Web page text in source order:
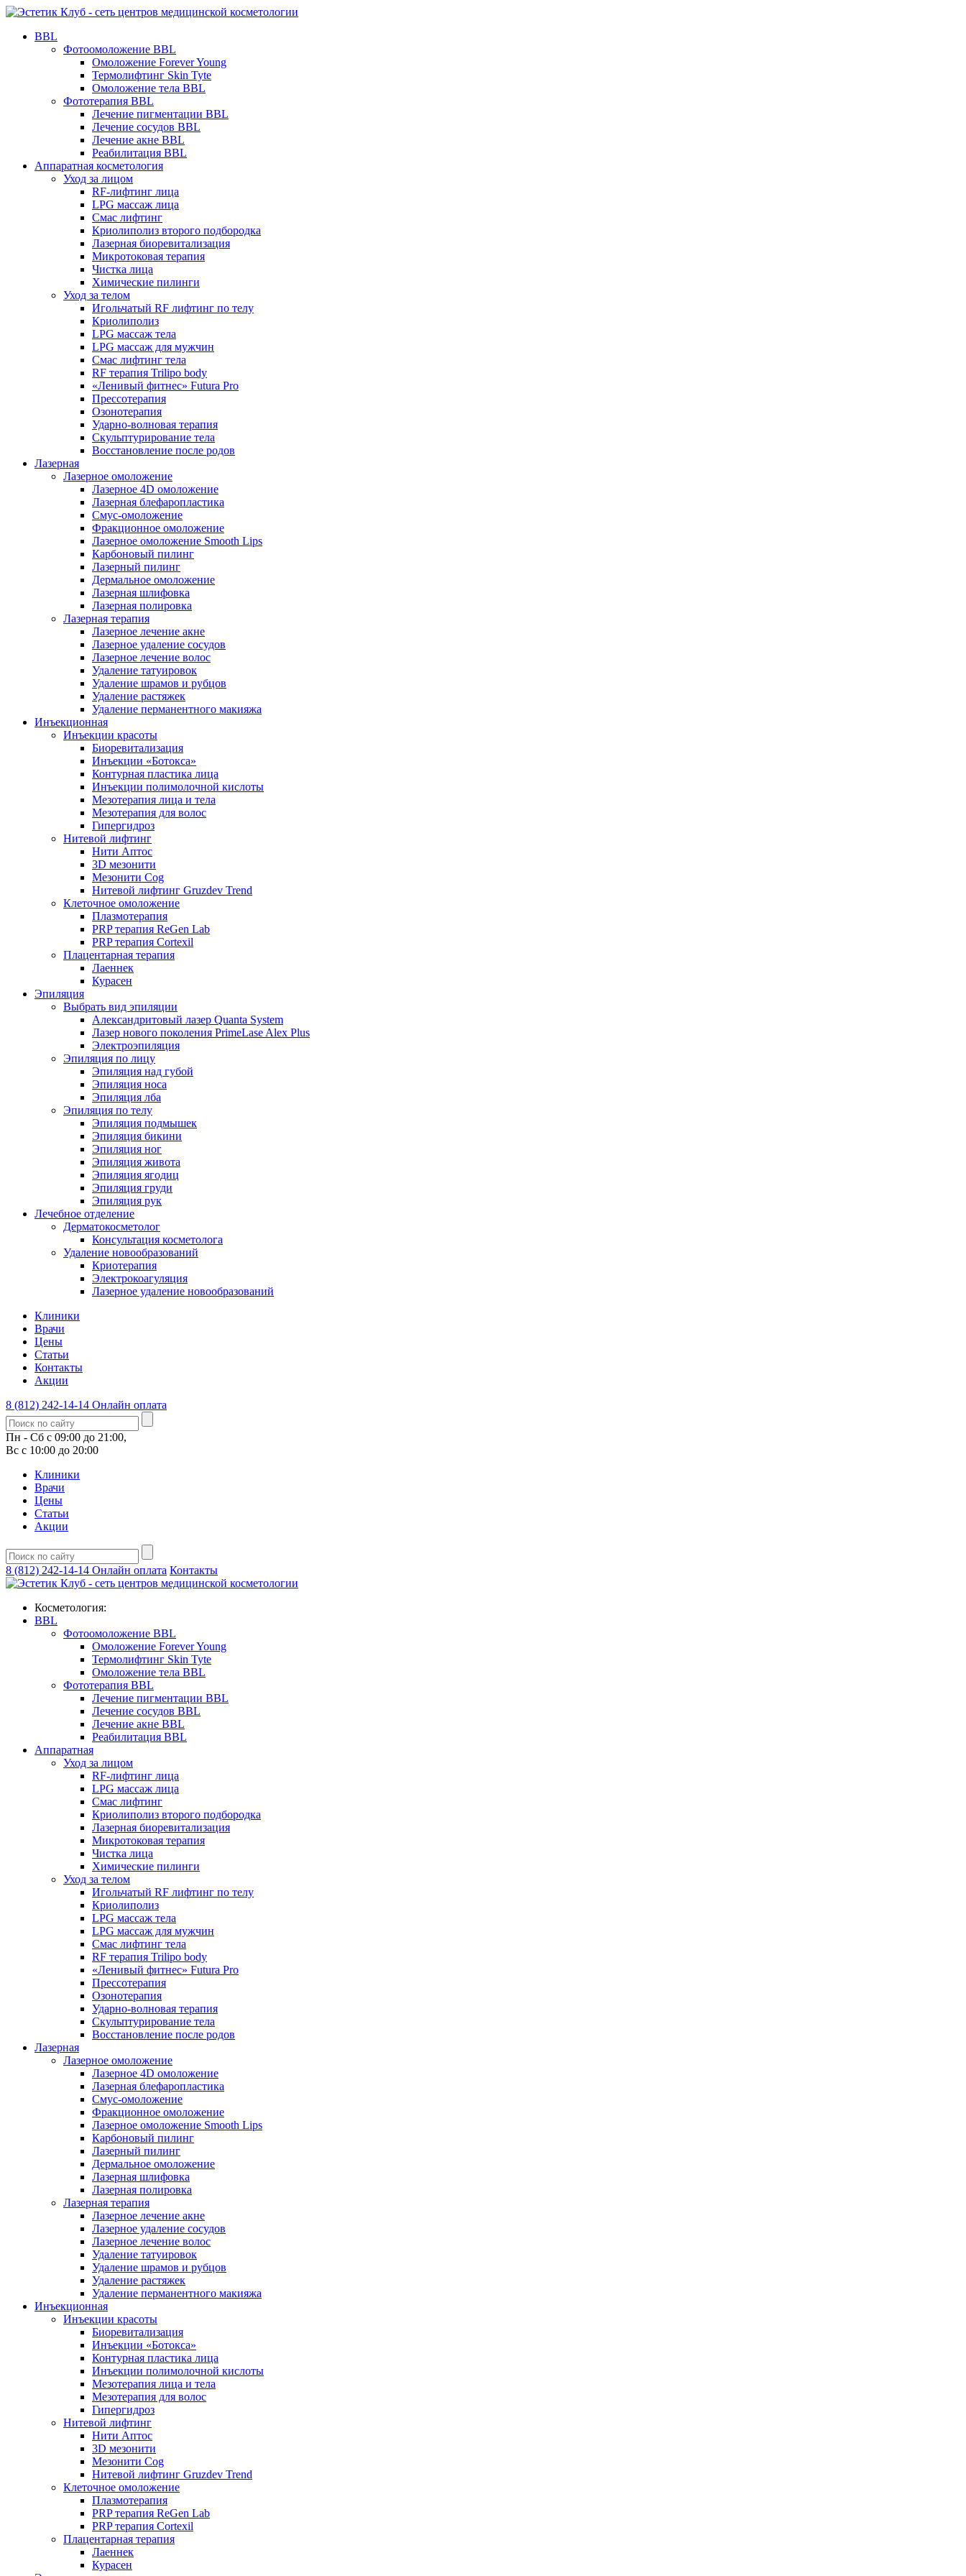
BBL
Фотоомоложение BBL
Омоложение Forever Young
Термолифтинг Skin Tyte
Омоложение тела BBL
Фототерапия BBL
Лечение пигментации BBL
Лечение сосудов BBL
Лечение акне BBL
Реабилитация BBL
Аппаратная косметология
Уход за лицом
RF-лифтинг лица
LPG массаж лица
Смас лифтинг
Криолиполиз второго подбородка
Лазерная биоревитализация
Микротоковая терапия
Чистка лица
Химические пилинги
Уход за телом
Игольчатый RF лифтинг по телу
Криолиполиз
LPG массаж тела
LPG массаж для мужчин
Смас лифтинг тела
RF терапия Trilipo body
«Ленивый фитнес» Futura Pro
Прессотерапия
Озонотерапия
Ударно-волновая терапия
Скульптурирование тела
Восстановление после родов
Лазерная
Лазерное омоложение
Лазерное 4D омоложение
Лазерная блефаропластика
Смус-омоложение
Фракционное омоложение
Лазерное омоложение Smooth Lips
Карбоновый пилинг
Лазерный пилинг
Дермальное омоложение
Лазерная шлифовка
Лазерная полировка
Лазерная терапия
Лазерное лечение акне
Лазерное удаление сосудов
Лазерное лечение волос
Удаление татуировок
Удаление шрамов и рубцов
Удаление растяжек
Удаление перманентного макияжа
Инъекционная
Инъекции красоты
Биоревитализация
Инъекции «Ботокса»
Контурная пластика лица
Инъекции полимолочной кислоты
Мезотерапия лица и тела
Мезотерапия для волос
Гипергидроз
Нитевой лифтинг
Нити Аптос
3D мезонити
Мезонити Cog
Нитевой лифтинг Gruzdev Trend
Клеточное омоложение
Плазмотерапия
PRP терапия ReGen Lab
PRP терапия Cortexil
Плацентарная терапия
Лаеннек
Курасен
Эпиляция
Выбрать вид эпиляции
Александритовый лазер Quanta System
Лазер нового поколения PrimeLase Alex Plus
Электроэпиляция
Эпиляция по лицу
Эпиляция над губой
Эпиляция носа
Эпиляция лба
Эпиляция по телу
Эпиляция подмышек
Эпиляция бикини
Эпиляция ног
Эпиляция живота
Эпиляция ягодиц
Эпиляция груди
Эпиляция рук
Лечебное отделение
Дерматокосметолог
Консультация косметолога
Удаление новообразований
Криотерапия
Электрокоагуляция
Лазерное удаление новообразований
Клиники
Врачи
Цены
Статьи
Контакты
Акции
8 (812) 242-14-14 Онлайн оплата
Пн - Сб с 09:00 до 21:00,
Вс с 10:00 до 20:00
Клиники
Врачи
Цены
Статьи
Акции
8 (812) 242-14-14 Онлайн оплата Контакты
Косметология:
BBL
Фотоомоложение BBL
Омоложение Forever Young
Термолифтинг Skin Tyte
Омоложение тела BBL
Фототерапия BBL
Лечение пигментации BBL
Лечение сосудов BBL
Лечение акне BBL
Реабилитация BBL
Аппаратная
Уход за лицом
RF-лифтинг лица
LPG массаж лица
Смас лифтинг
Криолиполиз второго подбородка
Лазерная биоревитализация
Микротоковая терапия
Чистка лица
Химические пилинги
Уход за телом
Игольчатый RF лифтинг по телу
Криолиполиз
LPG массаж тела
LPG массаж для мужчин
Смас лифтинг тела
RF терапия Trilipo body
«Ленивый фитнес» Futura Pro
Прессотерапия
Озонотерапия
Ударно-волновая терапия
Скульптурирование тела
Восстановление после родов
Лазерная
Лазерное омоложение
Лазерное 4D омоложение
Лазерная блефаропластика
Смус-омоложение
Фракционное омоложение
Лазерное омоложение Smooth Lips
Карбоновый пилинг
Лазерный пилинг
Дермальное омоложение
Лазерная шлифовка
Лазерная полировка
Лазерная терапия
Лазерное лечение акне
Лазерное удаление сосудов
Лазерное лечение волос
Удаление татуировок
Удаление шрамов и рубцов
Удаление растяжек
Удаление перманентного макияжа
Инъекционная
Инъекции красоты
Биоревитализация
Инъекции «Ботокса»
Контурная пластика лица
Инъекции полимолочной кислоты
Мезотерапия лица и тела
Мезотерапия для волос
Гипергидроз
Нитевой лифтинг
Нити Аптос
3D мезонити
Мезонити Cog
Нитевой лифтинг Gruzdev Trend
Клеточное омоложение
Плазмотерапия
PRP терапия ReGen Lab
PRP терапия Cortexil
Плацентарная терапия
Лаеннек
Курасен